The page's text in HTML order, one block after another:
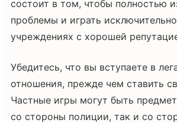
состоит в том, чтобы полностью
проблемы и играть
учреждениях с хорошей
Убедитесь, что вы вступаете в
отношения, прежде чем ставить
Частные игры могут быть
со стороны полиции, так и со